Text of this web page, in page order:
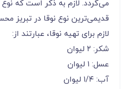
می‌گردد. لازم به ذکر است که
قدیمی‌ترین نوع نوقا در تبریز
لازم برای تهیه نوقا، عبارتند از:
شکر: ۲ لیوان
عسل: ۱ لیوان
آب: ۱/۴ لیوان